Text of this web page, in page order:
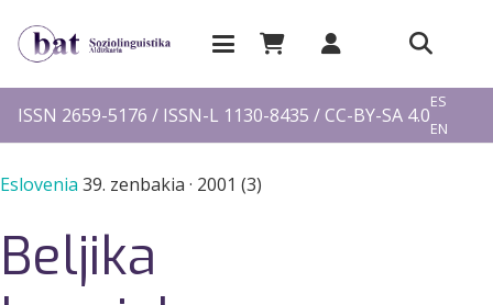
ISSN 2659-5176 / ISSN-L 1130-8435 / CC-BY-SA 4.0
ES
EN
Eslovenia 39. zenbakia · 2001 (3)
Beljika